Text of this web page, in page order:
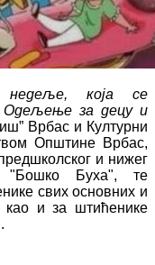
недеље, која се
Одељење за децу и
Врбас и Културни
Општине Врбас,
и нижег
"Бошко Буха", те
свих основних и
и за штићенике